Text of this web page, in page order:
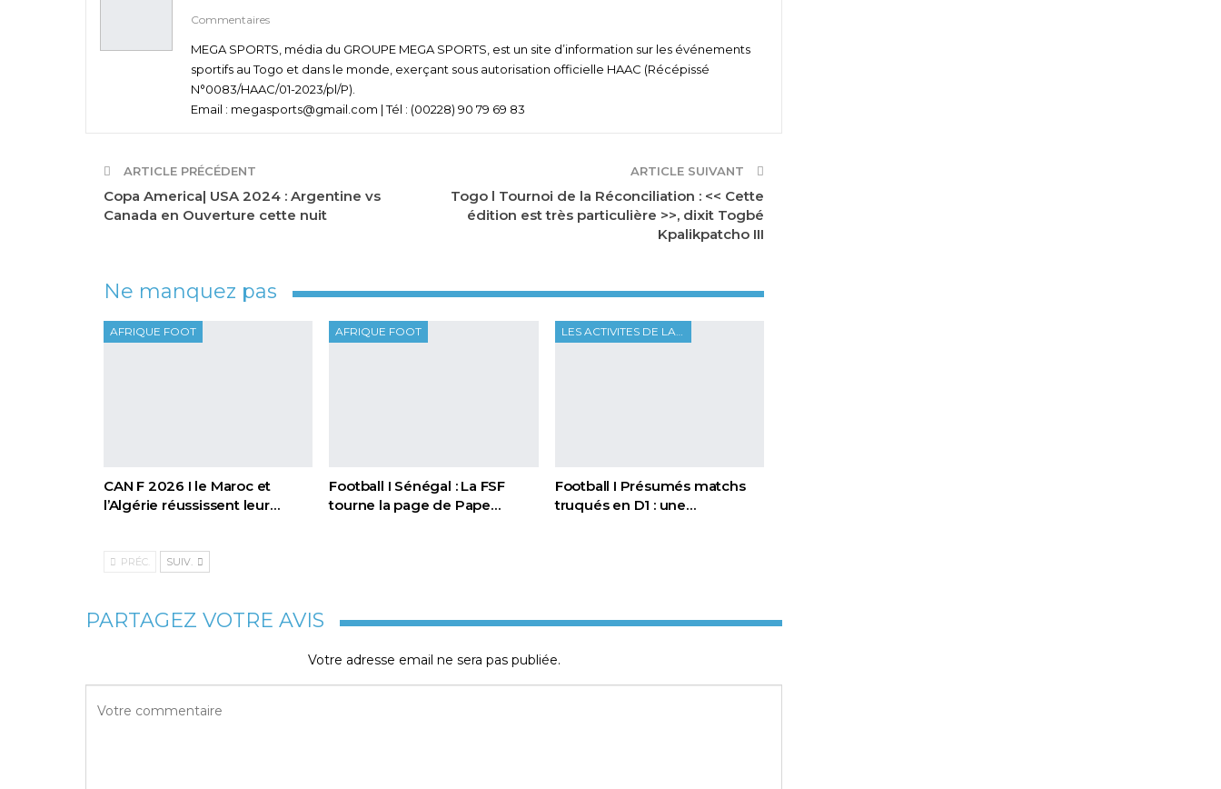
Commentaires
MEGA SPORTS, média du GROUPE MEGA SPORTS, est un site d’information sur les événements
sportifs au Togo et dans le monde, exerçant sous autorisation officielle HAAC (Récépissé
N°0083/HAAC/01-2023/pl/P).
Email : megasports@gmail.com | Tél : (00228) 90 79 69 83
ARTICLE PRÉCÉDENT
Copa America| USA 2024 : Argentine vs
Canada en Ouverture cette nuit
ARTICLE SUIVANT
Togo l Tournoi de la Réconciliation : << Cette
édition est très particulière >>, dixit Togbé
Kpalikpatcho III
Ne manquez pas
AFRIQUE FOOT
CAN F 2026 I le Maroc et
l’Algérie réussissent leur…
AFRIQUE FOOT
Football I Sénégal : La FSF
tourne la page de Pape…
Football I Présumés matchs
truqués en D1 : une…
PRÉC. SUIV.
PARTAGEZ VOTRE AVIS
Votre adresse email ne sera pas publiée.